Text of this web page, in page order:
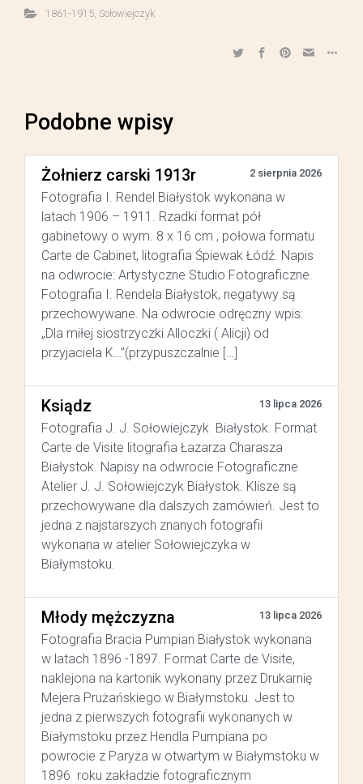
1861-1915, Sołowiejczyk
Podobne wpisy
Żołnierz carski 1913r 2 sierpnia 2026
Fotografia I. Rendel Białystok wykonana w
latach 1906 – 1911. Rzadki format pół
gabinetowy o wym. 8 x 16 cm , połowa formatu
Carte de Cabinet, litografia Śpiewak Łódź. Napis
na odwrocie: Artystyczne Studio Fotograficzne.
Fotografia I. Rendela Białystok, negatywy są
przechowywane. Na odwrocie odręczny wpis:
„Dla miłej siostrzyczki Alloczki ( Alicji) od
przyjaciela K…”(przypuszczalnie […]
Ksiądz 13 lipca 2026
Fotografia J. J. Sołowiejczyk Białystok. Format
Carte de Visite litografia Łazarza Charasza
Białystok. Napisy na odwrocie Fotograficzne
Atelier J. J. Sołowiejczyk Białystok. Klisze są
przechowywane dla dalszych zamówień. Jest to
jedna z najstarszych znanych fotografii
wykonana w atelier Sołowiejczyka w
Białymstoku.
Młody mężczyzna 13 lipca 2026
Fotografia Bracia Pumpian Białystok wykonana
w latach 1896 -1897. Format Carte de Visite,
naklejona na kartonik wykonany przez Drukarnię
Mejera Prużańskiego w Białymstoku. Jest to
jedna z pierwszych fotografii wykonanych w
Białymstoku przez Hendla Pumpiana po
powrocie z Paryża w otwartym w Białymstoku w
1896 roku zakładzie fotograficznym